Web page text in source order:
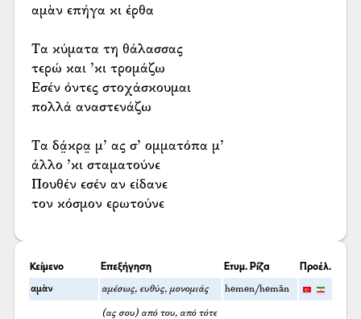
αμὰν επήγα κι έρθα
Τα κύματα τη θάλασσας
τερώ και ’κι τρομάζω
Εσέν όντες στοχάσκουμαι
πολλά αναστενάζω
Τα δά̤κρα̤ μ’ ας σ’ ομματόπα μ’
άλλο ’κι σταματούνε
Πουθέν εσέν αν είδανε
τον κόσμον ερωτούνε
Κείμενο Επεξήγηση Ετυμ. Ρίζα Προέλ.
αμὰν αμέσως, ευθύς, μονομιάς hemen/hemān
(ας σου) από του, από τότε